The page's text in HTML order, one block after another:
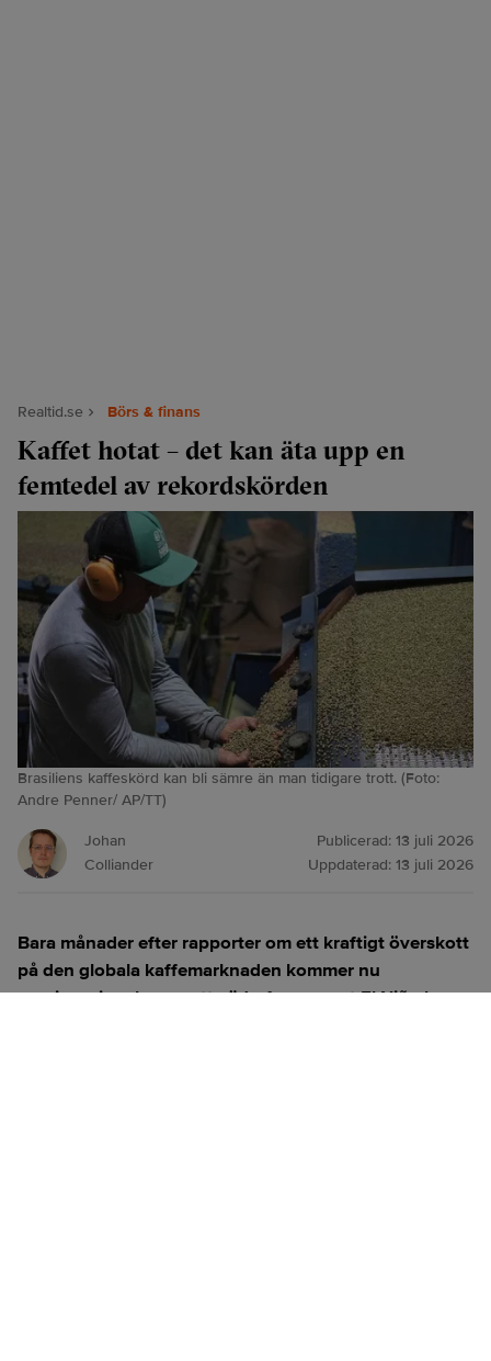
Realtid.se Börs & finans
Kaffet hotat – det kan äta upp en
femtedel av rekordskörden
Brasiliens kaffeskörd kan bli sämre än man tidigare trott. (Foto:
Andre Penner/ AP/TT)
Johan
Colliander
Publicerad: 13 juli 2026
Uppdaterad: 13 juli 2026
Bara månader efter rapporter om ett kraftigt överskott
på den globala kaffemarknaden kommer nu
varningssignaler om att väderfenomenet El Niño kan